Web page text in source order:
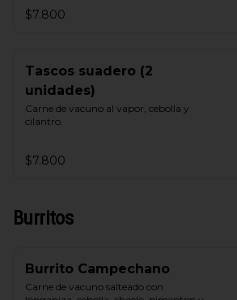
$7.800
Tascos suadero (2
unidades)
Carne de vacuno al vapor, cebolla y
cilantro.
$7.800
Burritos
Burrito Campechano
Carne de vacuno salteado con